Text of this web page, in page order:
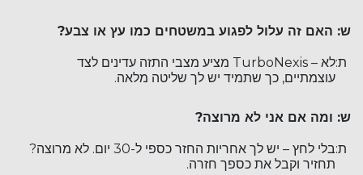
ש: האם זה עלול לפגוע במשטחים כמו עץ או צבע?
ת:
לא – TurboNexis מציע מצבי התזה עדינים לצד
עוצמתיים, כך שתמיד יש לך שליטה מלאה.
ש: ומה אם אני לא מרוצה?
ת:
בלי לחץ – יש לך אחריות החזר כספי ל-30 יום. לא מרוצה?
תחזיר וקבל את כספך חזרה.